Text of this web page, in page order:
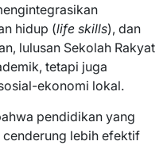
hidup (life skills), dan
lulusan Sekolah Rakyat
tetapi juga
ekonomi lokal.
pendidikan yang
lebih efektif